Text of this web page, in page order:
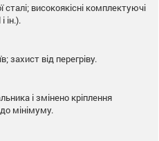
високоякісні комплектуючі
ін.).
захист від перегріву.
і змінено кріплення
мінімуму.